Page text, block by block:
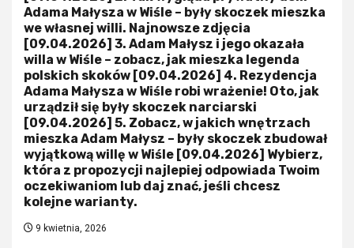
Adama Małysza w Wiśle – były skoczek mieszka
we własnej willi. Najnowsze zdjęcia
[09.04.2026] 3. Adam Małysz i jego okazała
willa w Wiśle – zobacz, jak mieszka legenda
polskich skoków [09.04.2026] 4. Rezydencja
Adama Małysza w Wiśle robi wrażenie! Oto, jak
urządził się były skoczek narciarski
[09.04.2026] 5. Zobacz, w jakich wnętrzach
mieszka Adam Małysz – były skoczek zbudował
wyjątkową willę w Wiśle [09.04.2026] Wybierz,
która z propozycji najlepiej odpowiada Twoim
oczekiwaniom lub daj znać, jeśli chcesz
kolejne warianty.
9 kwietnia, 2026